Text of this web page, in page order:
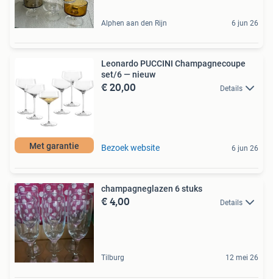
Alphen aan den Rijn 6 jun 26
Met garantie
Leonardo PUCCINI Champagnecoupe
set/6 — nieuw
€ 20,00 Details
Bezoek website 6 jun 26
champagneglazen 6 stuks
€ 4,00 Details
Tilburg 12 mei 26